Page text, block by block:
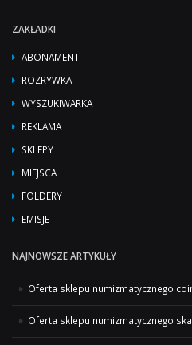
ZAKŁADKI
ABONAMENT
ROZRYWKA
WYSZUKIWARKA
REKLAMA
SKLEPY
MIEJSCA
FOLDERY
EMISJE
NAJNOWSZE ARTYKUŁY
Oferta sklepu numizmatycznego
Oferta sklepu numizmatycznego